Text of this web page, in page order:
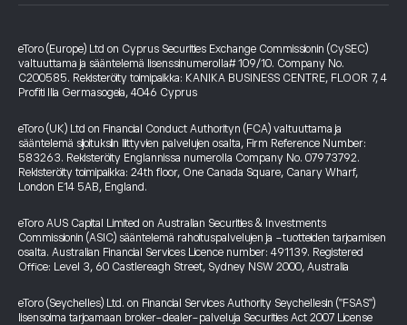
eToro (Europe) Ltd on Cyprus Securities Exchange Commissionin (CySEC)
valtuuttama ja sääntelemä lisenssinumerolla# 109/10. Company No.
C200585. Rekisteröity toimipaikka: KANIKA BUSINESS CENTRE, FLOOR 7, 4
Profiti Ilia Germasogeia, 4046 Cyprus
eToro (UK) Ltd on Financial Conduct Authorityn (FCA) valtuuttama ja
sääntelemä sijoituksiin liittyvien palvelujen osalta, Firm Reference Number:
583263. Rekisteröity Englannissa numerolla Company No. 07973792.
Rekisteröity toimipaikka: 24th floor, One Canada Square, Canary Wharf,
London E14 5AB, England.
eToro AUS Capital Limited on Australian Securities & Investments
Commissionin (ASIC) sääntelemä rahoituspalvelujen ja -tuotteiden tarjoamisen
osalta. Australian Financial Services Licence number: 491139. Registered
Office: Level 3, 60 Castlereagh Street, Sydney NSW 2000, Australia
eToro (Seychelles) Ltd. on Financial Services Authority Seychellesin ("FSAS")
lisensoima tarjoamaan broker-dealer-palveluja Securities Act 2007 License